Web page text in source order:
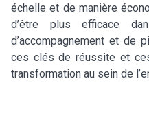
échelle et de manière
d’être plus efficace
d’accompagnement et de
ces clés de réussite et
transformation au sein de